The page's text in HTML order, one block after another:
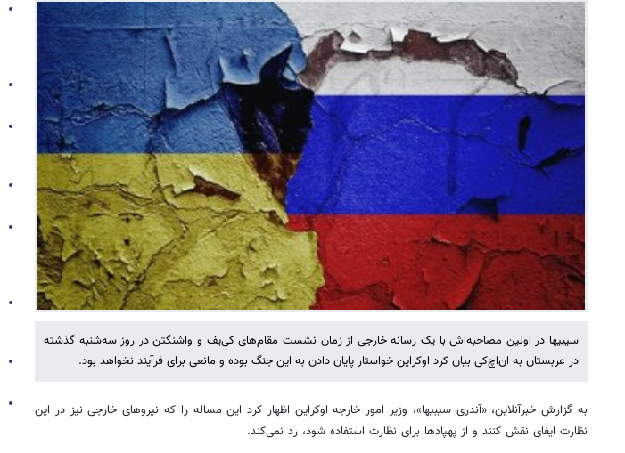
سیبیها در اولین مصاحبه‌اش با یک رسانه خارجی از زمان نشست مقام‌های کی‌یف و واشنگتن در روز سه‌شنبه گذشته
در عربستان به ان‌اچ‌کی بیان کرد اوکراین خواستار پایان دادن به این جنگ بوده و مانعی برای فرآیند نخواهد بود.
به گزارش خبرآنلاین، «آندری سیبیها»، وزیر امور خارجه اوکراین اظهار کرد این مساله‌ را که نیروهای خارجی نیز در این
نظارت ایفای نقش کنند و از پهپادها برای نظارت استفاده شود، رد نمی‌کند.